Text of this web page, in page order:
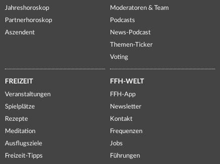
Jahreshoroskop
Partnerhoroskop
Aszendent
Moderatoren & Team
Podcasts
News-Podcast
Themen-Ticker
Voting
FREIZEIT
Veranstaltungen
Spielplätze
Rezepte
Meditation
Ausflugsziele
Freizeit-Tipps
FFH-WELT
FFH-App
Newsletter
Kontakt
Frequenzen
Jobs
Führungen